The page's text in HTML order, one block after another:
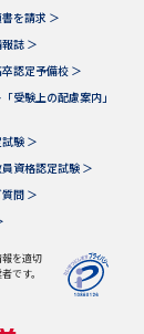
を請求 ＞
誌 ＞
認定予備校 ＞
受験上の配慮案内」
験 ＞
資格認定試験 ＞
問 ＞
を適切
です。